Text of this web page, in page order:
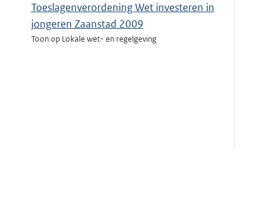
Toeslagenverordening Wet investeren in
jongeren Zaanstad 2009
Toon op Lokale wet- en regelgeving